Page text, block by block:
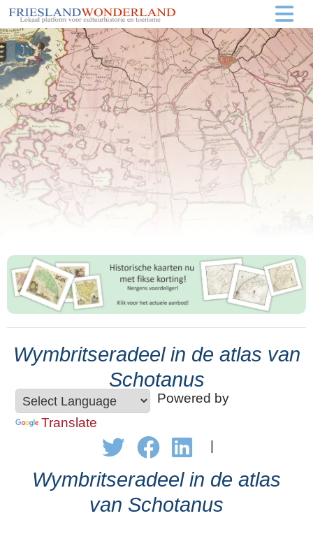
Wymbritseradeel in de atlas van
Schotanus
Powered by
Translate
Wymbritseradeel in de atlas
van Schotanus